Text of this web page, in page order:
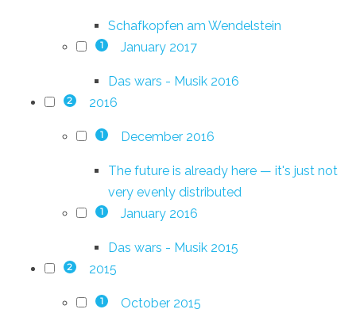
Schafkopfen am Wendelstein
1 January 2017
Das wars - Musik 2016
2 2016
1 December 2016
The future is already here — it's just not
very evenly distributed
1 January 2016
Das wars - Musik 2015
2 2015
1 October 2015